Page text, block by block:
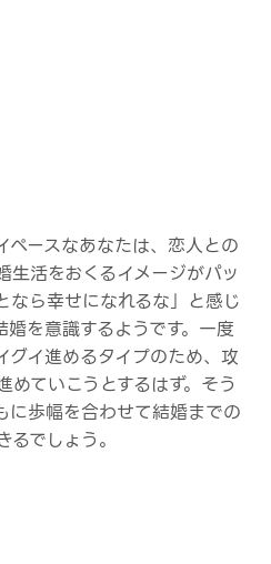
ペースなあなたは、恋人との
活をおくるイメージがパッ
なら幸せになれるな」と感じ
を意識するようです。一度
グイ進めるタイプのため、攻
ていこうとするはず。そう
に歩幅を合わせて結婚までの
でしょう。